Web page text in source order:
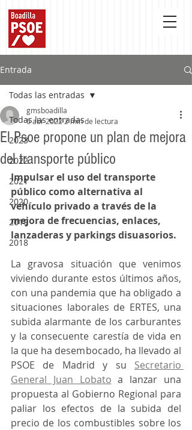
Entrada
Todas las entradas
2023
2022
2021
2020
2019
2018
Todas las entradas
El Psoe propone un plan de mejora
del transporte público
gmsboadilla
6 abr 2022 2 min de lectura
Impulsar el uso del transporte
público como alternativa al
vehículo privado a través de la
mejora de frecuencias, enlaces,
lanzaderas y parkings disuasorios.
La gravosa situación que venimos
viviendo durante estos últimos años,
con una pandemia que ha obligado a
situaciones laborales de ERTES, una
subida alarmante de los carburantes
y la consecuente carestía de vida en
la que ha desembocado, ha llevado al
PSOE de Madrid y su Secretario
General Juan Lobato a lanzar una
propuesta al Gobierno Regional para
paliar los efectos de la subida del
precio de los combustibles sobre los